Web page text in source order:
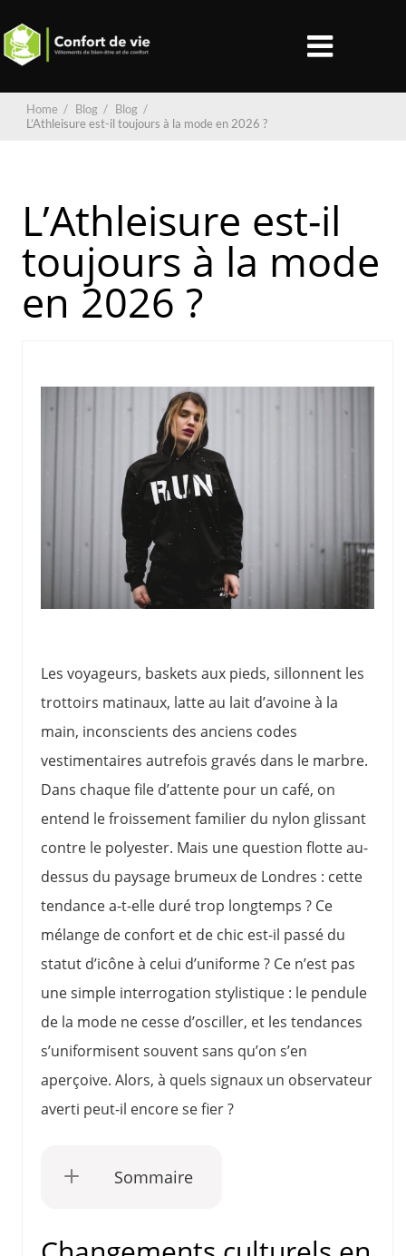
Home / Blog / Blog /
L’Athleisure est-il toujours à la mode en 2026 ?
L’Athleisure est-il
toujours à la mode
en 2026 ?
Les voyageurs, baskets aux pieds, sillonnent les
trottoirs matinaux, latte au lait d’avoine à la
main, inconscients des anciens codes
vestimentaires autrefois gravés dans le marbre.
Dans chaque file d’attente pour un café, on
entend le froissement familier du nylon glissant
contre le polyester. Mais une question flotte au-
dessus du paysage brumeux de Londres : cette
tendance a-t-elle duré trop longtemps ? Ce
mélange de confort et de chic est-il passé du
statut d’icône à celui d’uniforme ? Ce n’est pas
une simple interrogation stylistique : le pendule
de la mode ne cesse d’osciller, et les tendances
s’uniformisent souvent sans qu’on s’en
aperçoive. Alors, à quels signaux un observateur
averti peut-il encore se fier ?
Sommaire